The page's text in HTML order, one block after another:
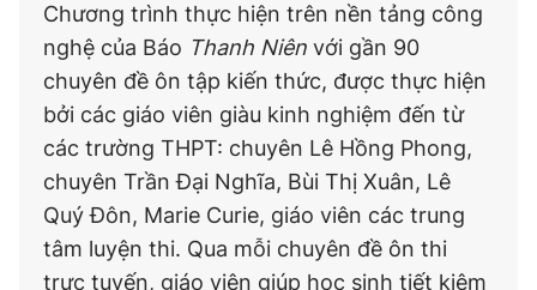
Chương trình thực hiện trên nền tảng công
nghệ của Báo Thanh Niên với gần 90
chuyên đề ôn tập kiến thức, được thực hiện
bởi các giáo viên giàu kinh nghiệm đến từ
các trường THPT: chuyên Lê Hồng Phong,
chuyên Trần Đại Nghĩa, Bùi Thị Xuân, Lê
Quý Đôn, Marie Curie, giáo viên các trung
tâm luyện thi. Qua mỗi chuyên đề ôn thi
trực tuyến, giáo viên giúp học sinh tiết kiệm